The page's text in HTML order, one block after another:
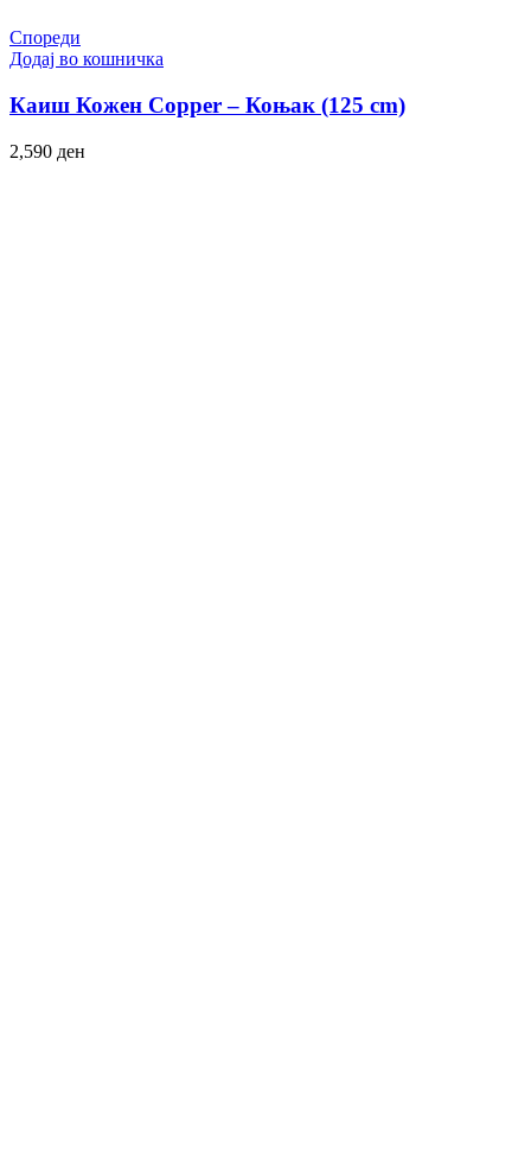
Спореди
Додај во кошничка
Каиш Кожен Copper – Коњак (125 cm)
2,590 ден